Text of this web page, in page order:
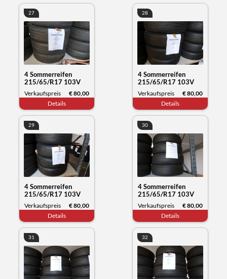
27
4 Sommerreifen
215/65/R17 103V
XL, Michelin Primacy,
Datum 11/23
Verkaufspreis
€ 80,00
Details
28
4 Sommerreifen
215/65/R17 103V
XL, Michelin Primacy,
Datum 12/23
Verkaufspreis
€ 80,00
Details
29
4 Sommerreifen
215/65/R17 103V
XL, Michelin Primacy,
Datum 11/23
Verkaufspreis
€ 80,00
Details
30
4 Sommerreifen
215/65/R17 103V
XL, Michelin Primacy,
Datum 11/23
Verkaufspreis
€ 80,00
Details
31 32